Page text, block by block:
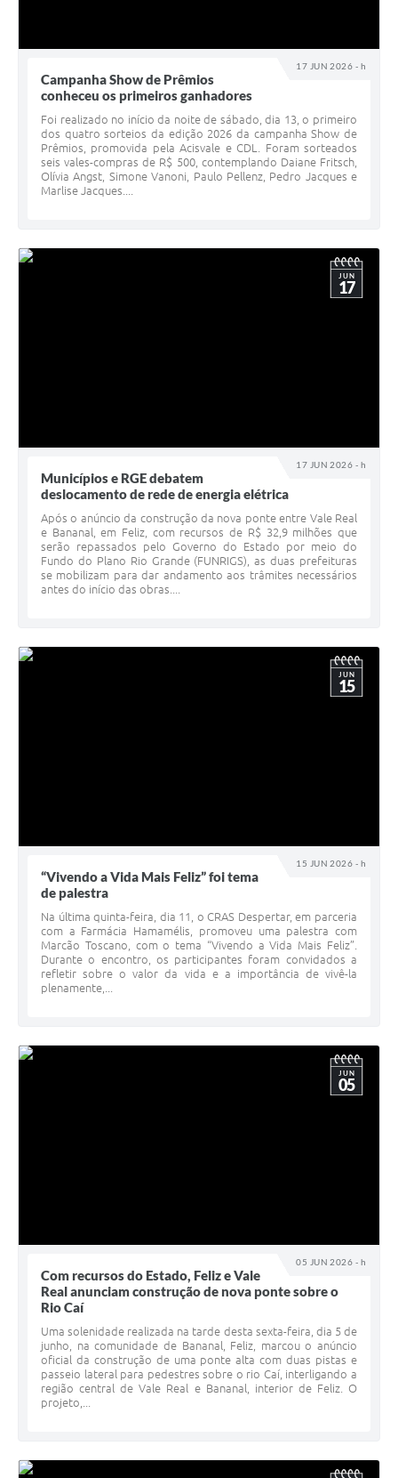
17 JUN 2026 - h
Campanha Show de Prêmios
conheceu os primeiros ganhadores
Foi realizado no início da noite de sábado, dia 13, o primeiro
dos quatro sorteios da edição 2026 da campanha Show de
Prêmios, promovida pela Acisvale e CDL. Foram sorteados
seis vales-compras de R$ 500, contemplando Daiane Fritsch,
Olívia Angst, Simone Vanoni, Paulo Pellenz, Pedro Jacques e
Marlise Jacques....
17 JUN 2026 - h
JUN
17
Municípios e RGE debatem
deslocamento de rede de energia elétrica
Após o anúncio da construção da nova ponte entre Vale Real
e Bananal, em Feliz, com recursos de R$ 32,9 milhões que
serão repassados pelo Governo do Estado por meio do
Fundo do Plano Rio Grande (FUNRIGS), as duas prefeituras
se mobilizam para dar andamento aos trâmites necessários
antes do início das obras....
15 JUN 2026 - h
JUN
15
“Vivendo a Vida Mais Feliz” foi tema
de palestra
Na última quinta-feira, dia 11, o CRAS Despertar, em parceria
com a Farmácia Hamamélis, promoveu uma palestra com
Marcão Toscano, com o tema “Vivendo a Vida Mais Feliz”.
Durante o encontro, os participantes foram convidados a
refletir sobre o valor da vida e a importância de vivê-la
plenamente,...
05 JUN 2026 - h
JUN
05
Com recursos do Estado, Feliz e Vale
Real anunciam construção de nova ponte sobre o
Rio Caí
Uma solenidade realizada na tarde desta sexta-feira, dia 5 de
junho, na comunidade de Bananal, Feliz, marcou o anúncio
oficial da construção de uma ponte alta com duas pistas e
passeio lateral para pedestres sobre o rio Caí, interligando a
região central de Vale Real e Bananal, interior de Feliz. O
projeto,...